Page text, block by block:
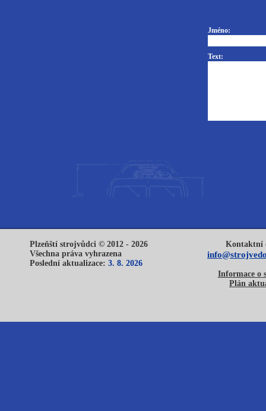
Jméno:
Text:
Plzeňští strojvůdci © 2012 - 2026
Všechna práva vyhrazena
Poslední aktualizace: 3. 8. 2026
Kontaktní
Informace o
Plán